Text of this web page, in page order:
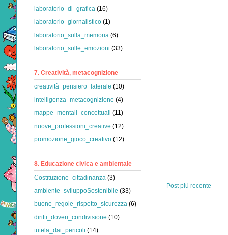
Post più recente
laboratorio_di_grafica (16)
laboratorio_giornalistico (1)
laboratorio_sulla_memoria (6)
laboratorio_sulle_emozioni (33)
7. Creatività, metacognizione
creatività_pensiero_laterale (10)
intelligenza_metacognizione (4)
mappe_mentali_concettuali (11)
nuove_professioni_creative (12)
promozione_gioco_creativo (12)
8. Educazione civica e ambientale
Costituzione_cittadinanza (3)
ambiente_sviluppoSostenibile (33)
buone_regole_rispetto_sicurezza (6)
diritti_doveri_condivisione (10)
tutela_dai_pericoli (14)